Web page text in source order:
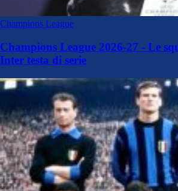
Champions League
Champions League 2026-27 - Le
Inter testa di serie